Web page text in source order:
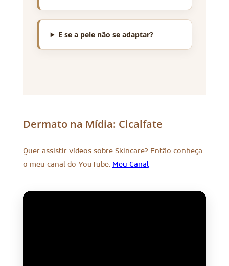
E se a pele não se adaptar?
Dermato na Mídia: Cicalfate
Quer assistir vídeos sobre Skincare? Então conheça
o meu canal do YouTube: Meu Canal